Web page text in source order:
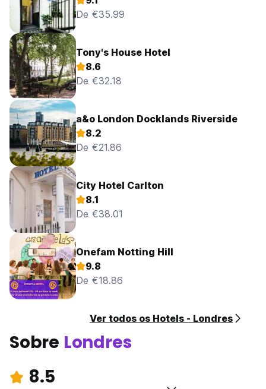
De €35.99
Tony's House Hotel
8.6
De €32.18
a&o London Docklands Riverside
8.2
De €21.86
City Hotel Carlton
8.1
De €38.01
Onefam Notting Hill
9.8
De €18.86
Ver todos os Hotels - Londres
Sobre Londres
8.5